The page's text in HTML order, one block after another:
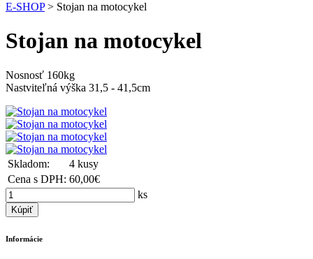
E-SHOP> Stojan na motocykel
Stojan na motocykel
Nosnosť 160kg
Nastviteľná výška 31,5 - 41,5cm
Skladom:
4 kusy
Cena s DPH: 60,00€
ks
Kúpiť
Informácie